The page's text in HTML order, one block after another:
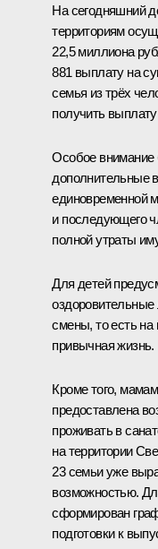
На сегодняшний
территориям
22,5 миллиона
881 выплату на
семья из трёх
получить
Особое
дополнительные
единовременной
и последующего
полной утраты
Для детей
оздоровительные
смены, то есть на
привычная жизнь.
Кроме того,
предоставлена
проживать в
на территории
23 семьи уже
возможностью.
сформирован
подготовки к